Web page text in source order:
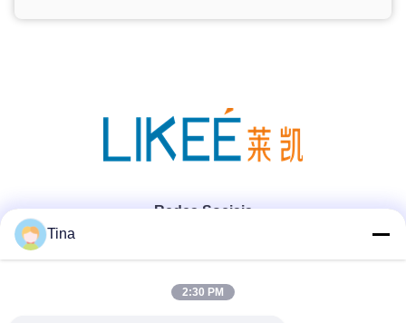
Redes Sociais
Contato rápido
Tina
2:30 PM